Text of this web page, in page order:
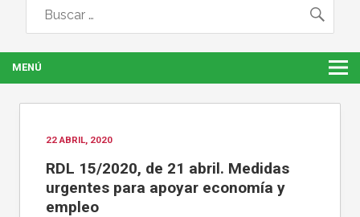
MENÚ
22 ABRIL, 2020
RDL 15/2020, de 21 abril. Medidas
urgentes para apoyar economía y
empleo